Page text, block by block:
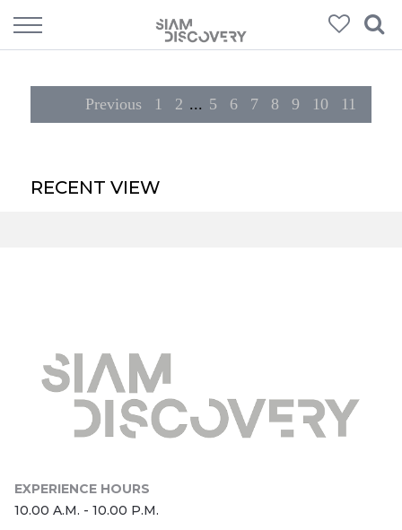
Previous 1 2 ... 5 6 7 8 9 10 11
RECENT VIEW